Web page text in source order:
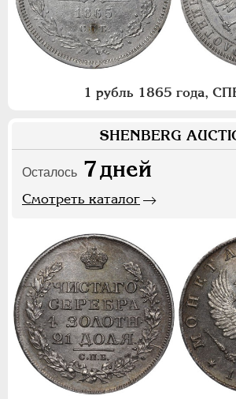
1 рубль 1865 года,
SHENBERG
Осталось 7дней
Смотреть каталог